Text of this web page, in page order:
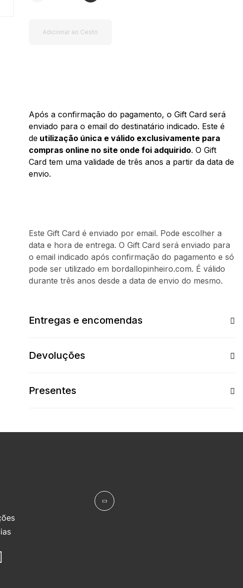
Adicionar ao Cesto
Após a confirmação do pagamento, o Gift Card será
enviado para o email do destinatário indicado. Este é
deutilização única e válido exclusivamente para
compras online no site onde foi adquirido. O Gift
Card tem uma validade de três anos a partir da data de
envio.
Este Gift Card é enviado por email. Pode escolher a
data e hora de entrega. O Gift Card será enviado para
o email indicado após confirmação do pagamento e só
pode ser utilizado em bordallopinheiro.com. É válido
durante três anos desde a data de envio do mesmo.
Entregas e encomendas
Devoluções
Presentes